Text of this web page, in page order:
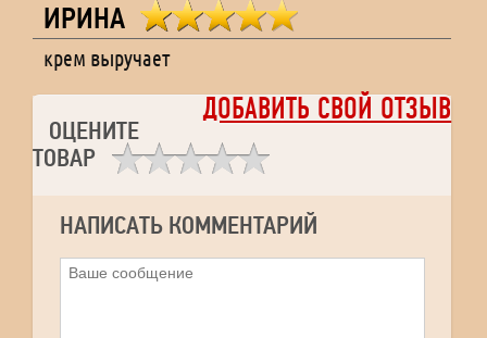
ИРИНА
крем выручает
ДОБАВИТЬ СВОЙ ОТЗЫВ
ОЦЕНИТЕ
ТОВАР
НАПИСАТЬ КОММЕНТАРИЙ